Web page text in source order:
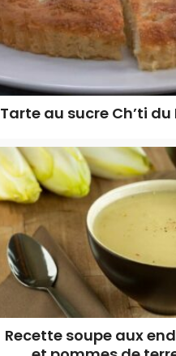
Tarte au sucre Ch’ti du
Recette soupe aux